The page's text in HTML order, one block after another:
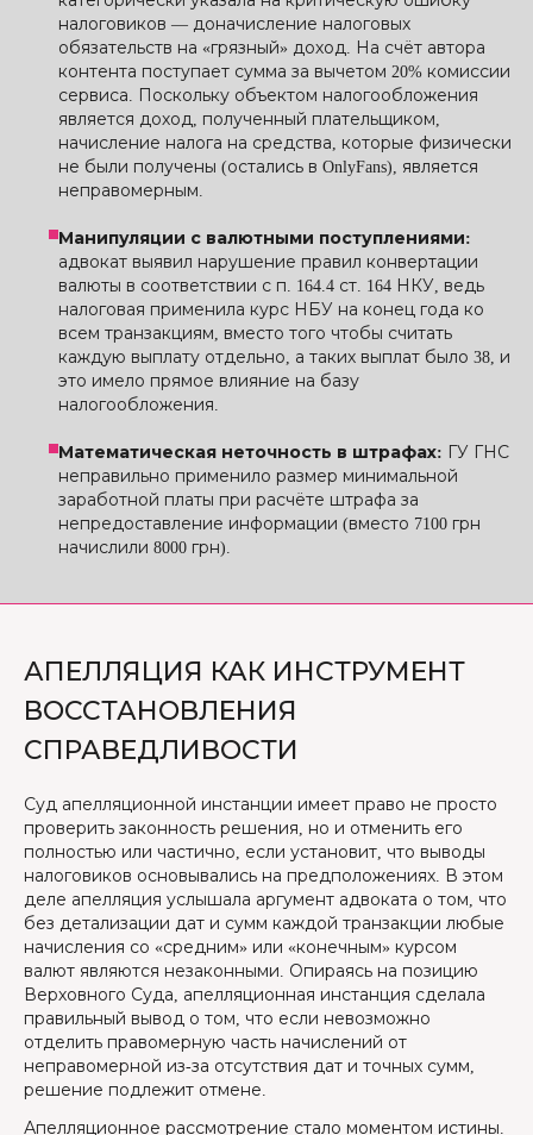
налоговиков — доначисление налоговых
обязательств на «грязный» доход. На счёт автора
контента поступает сумма за вычетом 20% комиссии
сервиса. Поскольку объектом налогообложения
является доход, полученный плательщиком,
начисление налога на средства, которые физически
не были получены (остались в OnlyFans), является
неправомерным.
Манипуляции с валютными поступлениями:
адвокат выявил нарушение правил конвертации
валюты в соответствии с п. 164.4 ст. 164 НКУ, ведь
налоговая применила курс НБУ на конец года ко
всем транзакциям, вместо того чтобы считать
каждую выплату отдельно, а таких выплат было 38, и
это имело прямое влияние на базу
налогообложения.
Математическая неточность в штрафах: ГУ ГНС
неправильно применило размер минимальной
заработной платы при расчёте штрафа за
непредоставление информации (вместо 7100 грн
начислили 8000 грн).
АПЕЛЛЯЦИЯ КАК ИНСТРУМЕНТ
ВОССТАНОВЛЕНИЯ
СПРАВЕДЛИВОСТИ
Суд апелляционной инстанции имеет право не просто
проверить законность решения, но и отменить его
полностью или частично, если установит, что выводы
налоговиков основывались на предположениях. В этом
деле апелляция услышала аргумент адвоката о том, что
без детализации дат и сумм каждой транзакции любые
начисления со «средним» или «конечным» курсом
валют являются незаконными. Опираясь на позицию
Верховного Суда, апелляционная инстанция сделала
правильный вывод о том, что если невозможно
отделить правомерную часть начислений от
неправомерной из-за отсутствия дат и точных сумм,
решение подлежит отмене.
Апелляционное рассмотрение стало моментом истины.